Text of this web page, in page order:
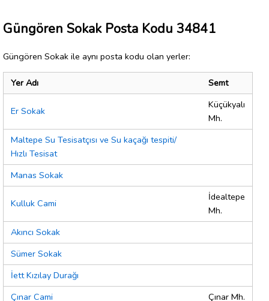
Güngören Sokak Posta Kodu 34841
Güngören Sokak ile aynı posta kodu olan yerler:
Yer Adı Semt
Er Sokak
Küçükyalı
Mh.
Maltepe Su Tesisatçısı ve Su kaçağı tespiti/
Hızlı Tesisat
Manas Sokak
Kulluk Cami
İdealtepe
Mh.
Akıncı Sokak
Sümer Sokak
İett Kızılay Durağı
Çınar Cami
Çınar Mh.